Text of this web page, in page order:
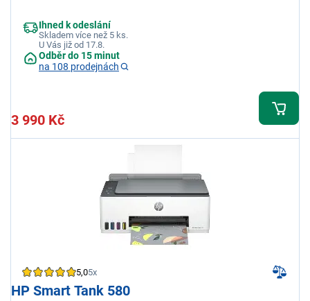
Ihned k odeslání
Skladem více než 5 ks.
U Vás již od 17.8.
Odběr do 15 minut
na 108 prodejnách
3 990 Kč
5,05x
HP Smart Tank 580